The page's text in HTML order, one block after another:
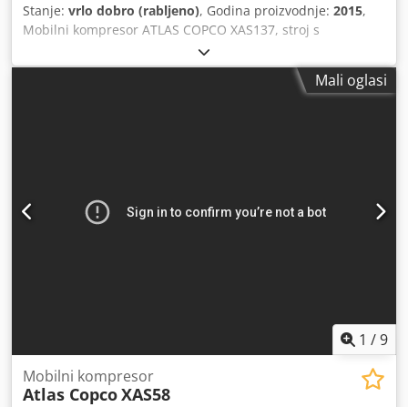
Stanje: vrlo dobro (rabljeno), Godina proizvodnje: 2015,
Mobilni kompresor ATLAS COPCO XAS137, stroj s
hladnjakom na kraju, nakon potpunog servisa. Cjdpfxszky
Nkj Ahforf Tehnički podaci: kapacitet 7,70 m³/min; radni
tlak 7 bara; godina proizvodnje 2015. motor: KUBOTA broj
Mali oglasi
1 /9
Mobilni kompresor
Atlas CopcoXAS58